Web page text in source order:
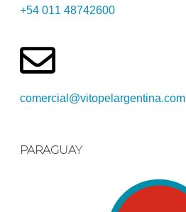
+54 011 48742600​
comercial@vitopelargentina.com​
PARAGUAY